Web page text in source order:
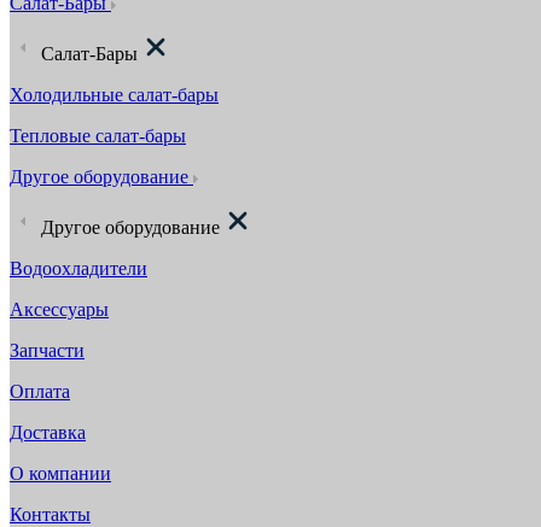
Салат-Бары
Холодильные салат-бары
Тепловые салат-бары
Другое оборудование
Другое оборудование
Водоохладители
Аксессуары
Запчасти
Оплата
Доставка
О компании
Контакты